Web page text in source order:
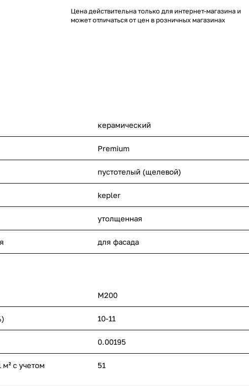
Цена действительна только для интернет-магазина и
может отличаться от цен в розничных магазинах
керамический
Premium
пустотелый (щелевой)
kepler
утолщенная
для фасада
M200
10-11
0.00195
м² с учетом
51